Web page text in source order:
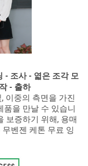
- 조사 - 엷은 조각 모
- 출하
이중의 측면을 가진
품을 만날 수 있습니
보증하기 위해, 용매
벤젠 케톤 무료 잉